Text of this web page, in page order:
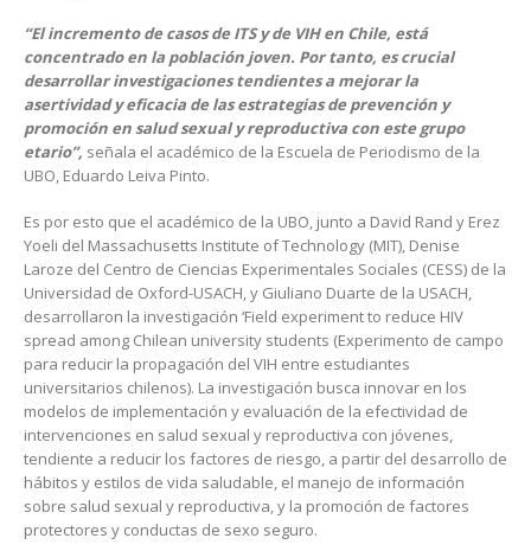
“El incremento de casos de ITS y de VIH en Chile, está
concentrado en la población joven. Por tanto, es crucial
desarrollar investigaciones tendientes a mejorar la
asertividad y eficacia de las estrategias de prevención y
promoción en salud sexual y reproductiva con este grupo
etario”, señala el académico de la Escuela de Periodismo de la
UBO, Eduardo Leiva Pinto.
Es por esto que el académico de la UBO, junto a David Rand y Erez
Yoeli del Massachusetts Institute of Technology (MIT), Denise
Laroze del Centro de Ciencias Experimentales Sociales (CESS) de la
Universidad de Oxford-USACH, y Giuliano Duarte de la USACH,
desarrollaron la investigación ‘Field experiment to reduce HIV
spread among Chilean university students (Experimento de campo
para reducir la propagación del VIH entre estudiantes
universitarios chilenos). La investigación busca innovar en los
modelos de implementación y evaluación de la efectividad de
intervenciones en salud sexual y reproductiva con jóvenes,
tendiente a reducir los factores de riesgo, a partir del desarrollo de
hábitos y estilos de vida saludable, el manejo de información
sobre salud sexual y reproductiva, y la promoción de factores
protectores y conductas de sexo seguro.